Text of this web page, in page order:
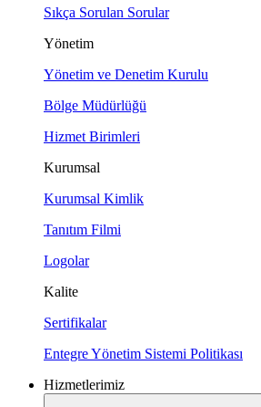
Sıkça Sorulan Sorular
Yönetim
Yönetim ve Denetim Kurulu
Bölge Müdürlüğü
Hizmet Birimleri
Kurumsal
Kurumsal Kimlik
Tanıtım Filmi
Logolar
Kalite
Sertifikalar
Entegre Yönetim Sistemi Politikası
Hizmetlerimiz